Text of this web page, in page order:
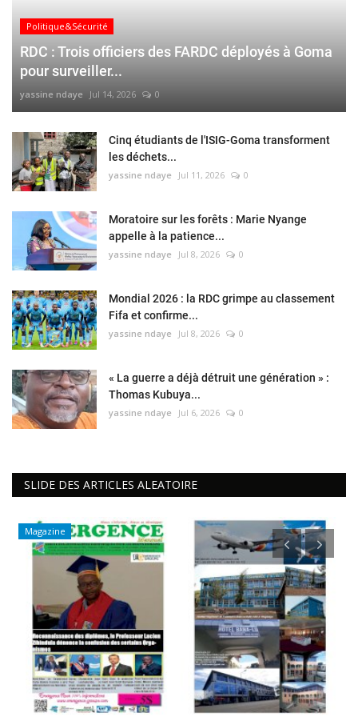
Politique&Sécurité
RDC : Trois officiers des FARDC déployés à Goma
pour surveiller...
yassine ndaye Jul 14, 2026 0
Cinq étudiants de l'ISIG-Goma transforment
les déchets...
yassine ndaye Jul 11, 2026 0
Moratoire sur les forêts : Marie Nyange
appelle à la patience...
yassine ndaye Jul 8, 2026 0
Mondial 2026 : la RDC grimpe au classement
Fifa et confirme...
yassine ndaye Jul 8, 2026 0
« La guerre a déjà détruit une génération » :
Thomas Kubuya...
yassine ndaye Jul 6, 2026 0
SLIDE DES ARTICLES ALEATOIRE
Magazine